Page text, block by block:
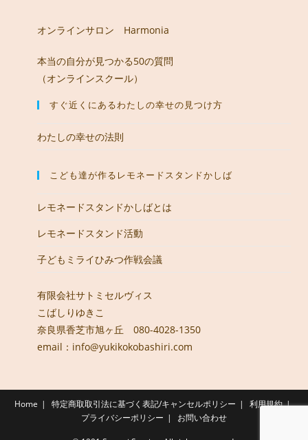
オンラインサロン Harmonia
本当の自分が見つかる50の質問
（オンラインスクール）
すぐ近くにあるわたしの幸せの見つけ方
わたしの幸せの法則
こども達が作るレモネードスタンドかしば
レモネードスタンドかしばとは
レモネードスタンド活動
子どもミライひみつ作戦会議
有限会社サトミセルヴィス
こばしりゆきこ
奈良県香芝市旭ヶ丘 080-4028-1350
email：info@yukikokobashiri.com
Home 特定商取取引法に基づく表記/キャンセルポリシー
利用規約
プライバシーポリシー
お問い合わせ